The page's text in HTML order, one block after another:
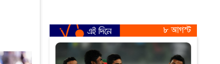
৮ আগস্ট